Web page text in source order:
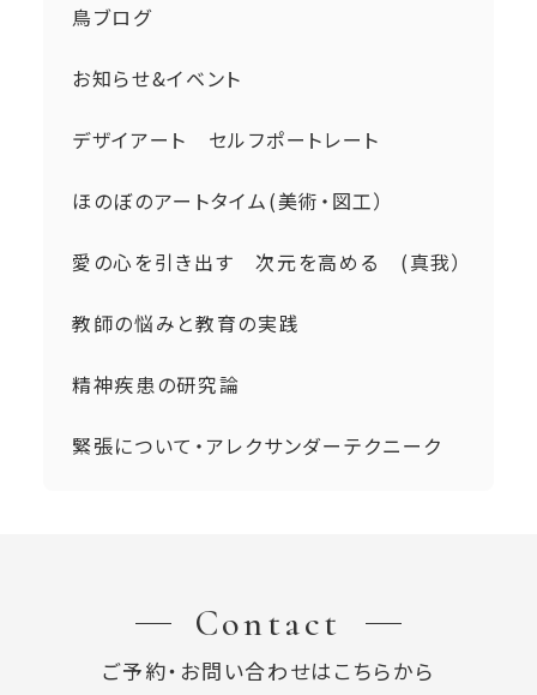
鳥ブログ
お知らせ&イベント
デザイアート セルフポートレート
ほのぼのアートタイム(美術・図工）
愛の心を引き出す 次元を高める (真我）
教師の悩みと教育の実践
精神疾患の研究論
緊張について・アレクサンダーテクニーク
Contact
ご予約・お問い合わせはこちらから